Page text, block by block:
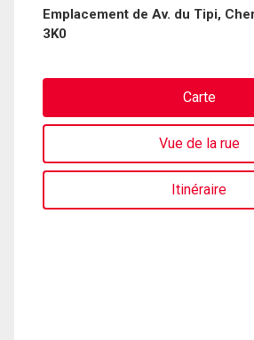
Emplacement de Av. du Tipi,
3K0
Carte
Vue de la rue
Itinéraire